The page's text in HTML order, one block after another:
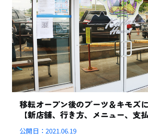
移転オープン後のブーツ＆キモズ
【新店舗、行き方、メニュー、支
公開日：2021.06.19